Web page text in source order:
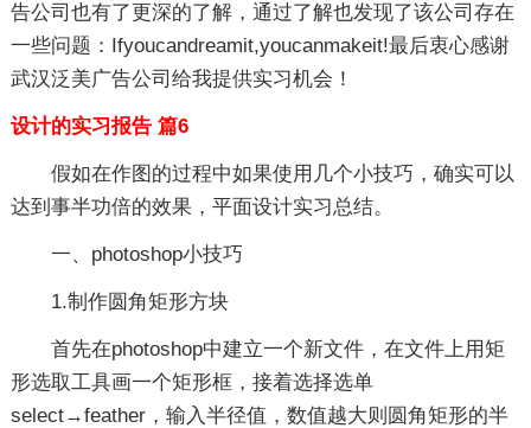
告公司也有了更深的了解，通过了解也发现了该公司存在
一些问题：Ifyoucandreamit,youcanmakeit!最后衷心感谢
武汉泛美广告公司给我提供实习机会！
设计的实习报告 篇6
假如在作图的过程中如果使用几个小技巧，确实可以
达到事半功倍的效果，平面设计实习总结。
一、photoshop小技巧
1.制作圆角矩形方块
首先在photoshop中建立一个新文件，在文件上用矩
形选取工具画一个矩形框，接着选择选单
select→feather，输入半径值，数值越大则圆角矩形的半